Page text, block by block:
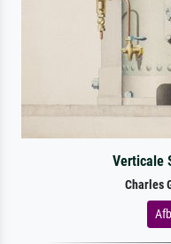
Verticale
Charles